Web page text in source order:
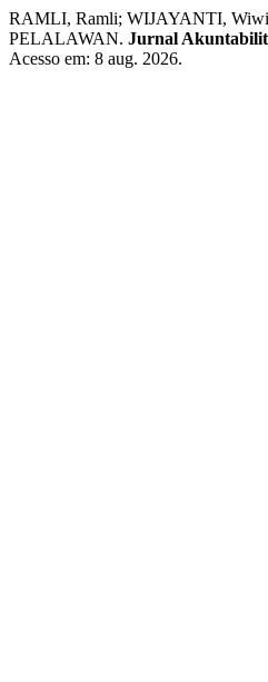
RAMLI, Ramli; WIJAYANTI,
PELALAWAN. Jurnal
Acesso em: 8 aug. 2026.